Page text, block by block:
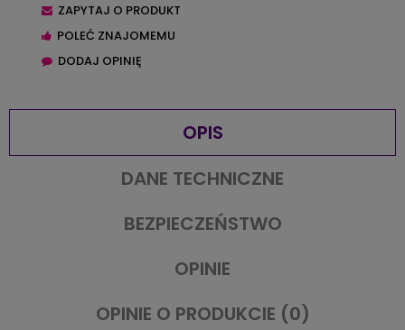
ZAPYTAJ O PRODUKT
POLEĆ ZNAJOMEMU
DODAJ OPINIĘ
OPIS
DANE TECHNICZNE
BEZPIECZEŃSTWO
OPINIE
OPINIE O PRODUKCIE (0)